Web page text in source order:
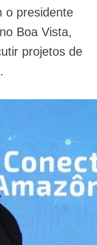
o presidente
Boa Vista,
projetos de